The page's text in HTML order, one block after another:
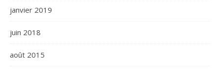
janvier 2019
juin 2018
août 2015